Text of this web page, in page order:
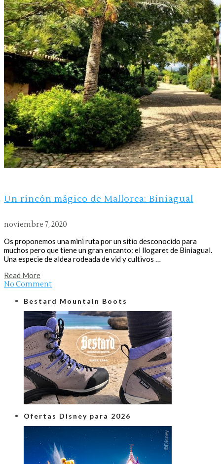
Un rincón mágico de Mallorca: Biniagual
noviembre 7, 2020
Os proponemos una mini ruta por un sitio desconocido para
muchos pero que tiene un gran encanto: el llogaret de Biniagual.
Una especie de aldea rodeada de vid y cultivos …
Read More
No Comment
Bestard Mountain Boots
Ofertas Disney para 2026